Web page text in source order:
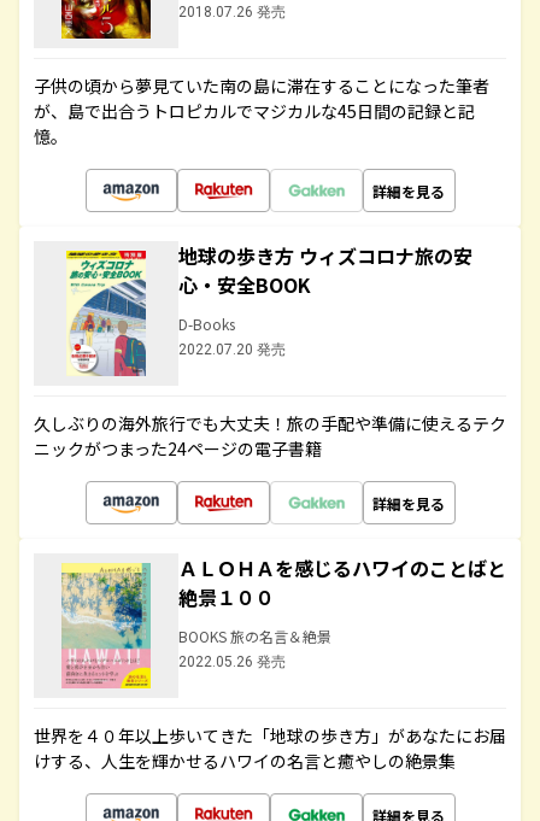
2018.07.26 発売
子供の頃から夢見ていた南の島に滞在することになった筆者
が、島で出合うトロピカルでマジカルな45日間の記録と記
憶。
詳細を見る
地球の歩き方 ウィズコロナ旅の安
心・安全BOOK
D-Books
2022.07.20 発売
久しぶりの海外旅行でも大丈夫！旅の手配や準備に使えるテク
ニックがつまった24ページの電子書籍
詳細を見る
ＡＬＯＨＡを感じるハワイのことばと
絶景１００
BOOKS 旅の名言＆絶景
2022.05.26 発売
世界を４０年以上歩いてきた「地球の歩き方」があなたにお届
けする、人生を輝かせるハワイの名言と癒やしの絶景集
詳細を見る